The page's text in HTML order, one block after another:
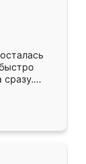
из
сразу.
к
Собрали
даже